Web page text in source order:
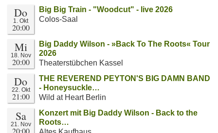
Do
1. Okt
20:00
Big Big Train - "Woodcut" - live 2026
Colos-Saal
Mi
18. Nov
20:00
Big Daddy Wilson - »Back To The Roots« Tour
2026
Theaterstübchen Kassel
Do
22. Okt
21:00
THE REVEREND PEYTON'S BIG DAMN BAND
- Honeysuckle…
Wild at Heart Berlin
Sa
21. Nov
20:00
Konzert mit Big Daddy Wilson - Back to the
Roots…